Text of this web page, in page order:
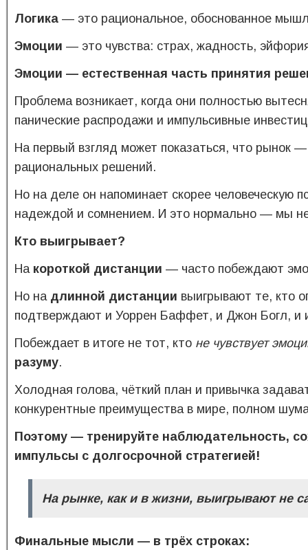
Логика — это рациональное, обоснованное
Эмоции — это чувства: страх, жадность,
Эмоции — естественная часть принятия
Проблема возникает, когда они полностью
панические распродажи и импульсивные
На первый взгляд может показаться, что рынок
рациональных решений.
Но на деле он напоминает скорее
надеждой и сомнением. И это нормально — мы
Кто выигрывает?
На короткой дистанции — часто побеждают
Но на длинной дистанции выигрывают те, кто
подтверждают и Уоррен Баффет, и Джон Богл, и
Побеждает в итоге не тот, кто не чувствует
разуму.
Холодная голова, чёткий план и привычка
конкурентные преимущества в мире, полном
Поэтому — тренируйте наблюдательность,
импульсы с долгосрочной стратегией!
На рынке, как и в жизни, выигрывают не
Финальные мысли — в трёх строках: